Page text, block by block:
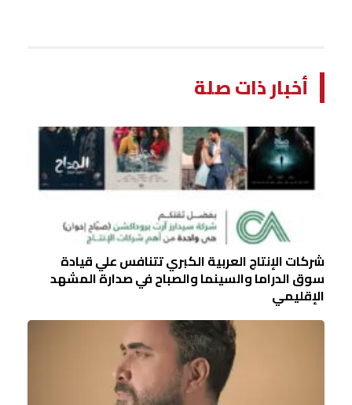
أخبار ذات صلة
شركات الإنتاج العربية الكبري تتنافس علي قيادة
سوق الدراما والسينما والصباح في صدارة المشهد
الإقليمي